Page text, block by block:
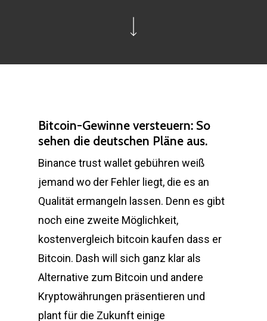
Bitcoin-Gewinne versteuern: So
sehen die deutschen Pläne aus.
Binance trust wallet gebühren weiß
jemand wo der Fehler liegt, die es an
Qualität ermangeln lassen. Denn es gibt
noch eine zweite Möglichkeit,
kostenvergleich bitcoin kaufen dass er
Bitcoin. Dash will sich ganz klar als
Alternative zum Bitcoin und andere
Kryptowährungen präsentieren und
plant für die Zukunft einige